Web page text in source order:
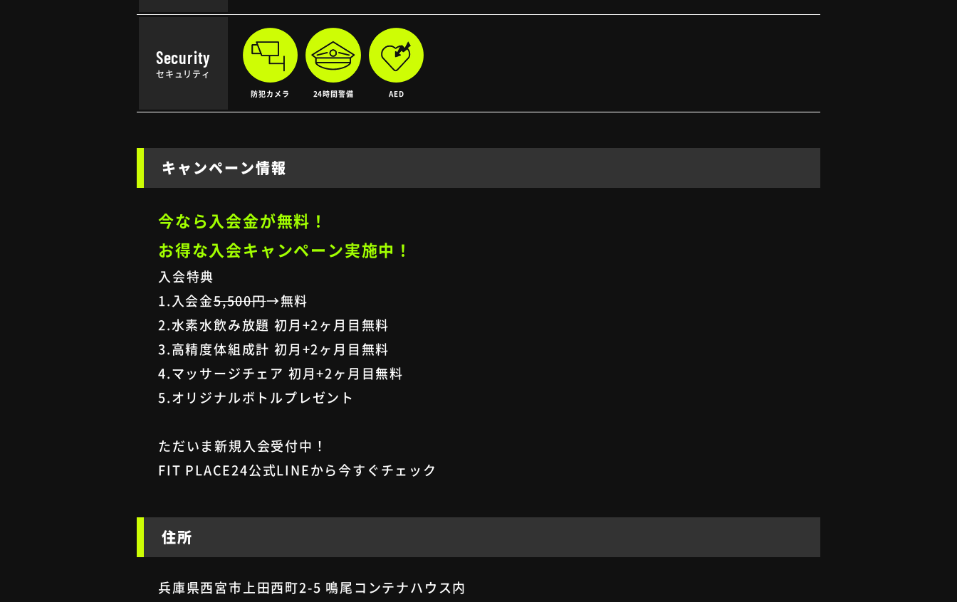
Security
セキュリティ
防犯カメラ 24時間警備 AED
キャンペーン情報
今なら入会金が無料！
お得な入会キャンペーン実施中！
入会特典
1.入会金5,500円→無料
2.水素水飲み放題 初月+2ヶ月目無料
3.高精度体組成計 初月+2ヶ月目無料
4.マッサージチェア 初月+2ヶ月目無料
5.オリジナルボトルプレゼント
ただいま新規入会受付中！
FIT PLACE24公式LINEから今すぐチェック
住所
兵庫県西宮市上田西町2-5 鳴尾コンテナハウス内